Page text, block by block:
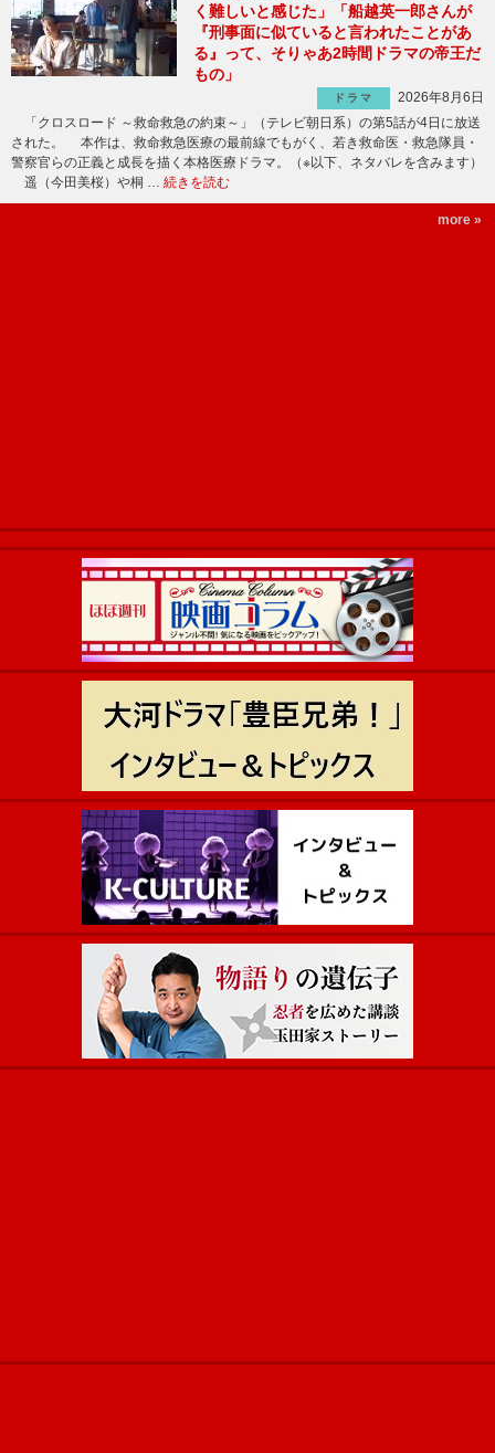
く難しいと感じた」「船越英一郎さんが
『刑事面に似ていると言われたことがあ
る』って、そりゃあ2時間ドラマの帝王だ
もの」
ドラマ
2026年8月6日
「クロスロード ～救命救急の約束～」（テレビ朝日系）の第5話が4日に放送
された。 本作は、救命救急医療の最前線でもがく、若き救命医・救急隊員・
警察官らの正義と成長を描く本格医療ドラマ。（※以下、ネタバレを含みます）
遥（今田美桜）や桐 … 続きを読む
more »